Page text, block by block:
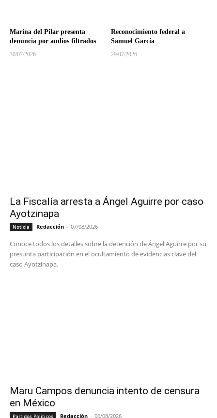
Marina del Pilar presenta
denuncia por audios filtrados
30/07/2026
Reconocimiento federal a
Samuel García
29/07/2026
La Fiscalía arresta a Ángel Aguirre por caso
Ayotzinapa
Noticia Redacción - 07/08/2026
Conoce todos los detalles sobre la detención de Ángel Aguirre por su
presunta participación en el ocultamiento de evidencias clave del
caso Ayotzinapa.
Maru Campos denuncia intento de censura
en México
Partidos Politicos Redacción - 06/08/2026